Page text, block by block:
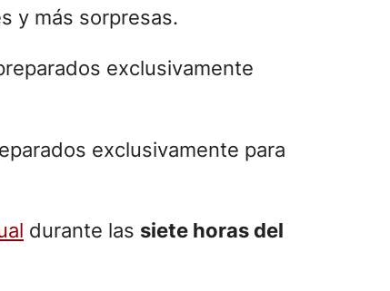
y más sorpresas.
exclusivamente para
durante las siete horas del